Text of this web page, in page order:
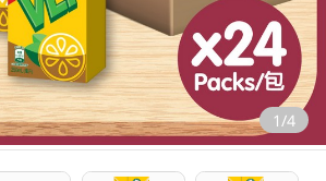
1/4